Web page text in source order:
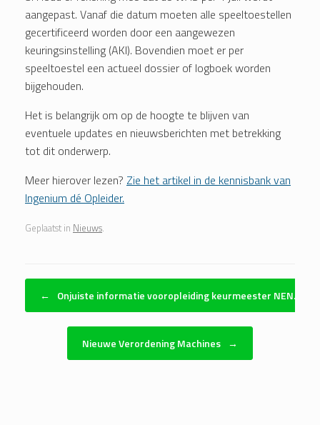
aangepast. Vanaf die datum moeten alle speeltoestellen
gecertificeerd worden door een aangewezen
keuringsinstelling (AKI). Bovendien moet er per
speeltoestel een actueel dossier of logboek worden
bijgehouden.
Het is belangrijk om op de hoogte te blijven van
eventuele updates en nieuwsberichten met betrekking
tot dit onderwerp.
Meer hierover lezen? Zie het artikel in de kennisbank van
Ingenium dé Opleider.
Geplaatst in Nieuws.
Bericht navigatie
← Onjuiste informatie vooropleiding keurmeester NEN…
Nieuwe Verordening Machines →